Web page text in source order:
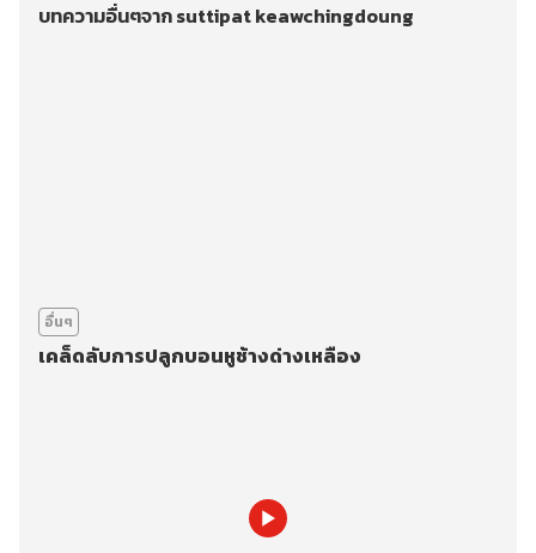
บทความอื่นๆจาก suttipat keawchingdoung
อื่นๆ
เคล็ดลับการปลูกบอนหูช้างด่างเหลือง